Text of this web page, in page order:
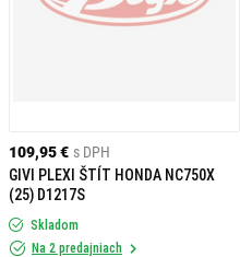
109,95 € s DPH
GIVI PLEXI ŠTÍT HONDA NC750X
(25) D1217S
Skladom
Na 2 predajniach